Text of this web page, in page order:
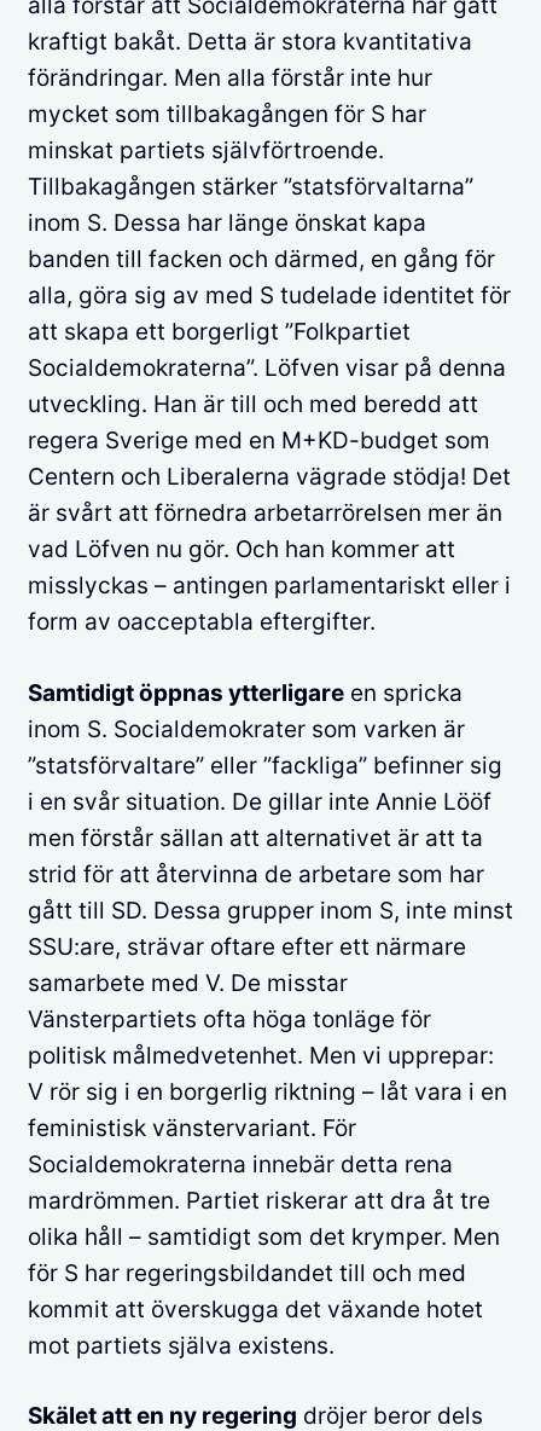
kraftigt bakåt. Detta är stora kvantitativa
förändringar. Men alla förstår inte hur
mycket som tillbakagången för S har
minskat partiets självförtroende.
Tillbakagången stärker ”statsförvaltarna”
inom S. Dessa har länge önskat kapa
banden till facken och därmed, en gång för
alla, göra sig av med S tudelade identitet för
att skapa ett borgerligt ”Folkpartiet
Socialdemokraterna”. Löfven visar på denna
utveckling. Han är till och med beredd att
regera Sverige med en M+KD-budget som
Centern och Liberalerna vägrade stödja! Det
är svårt att förnedra arbetarrörelsen mer än
vad Löfven nu gör. Och han kommer att
misslyckas – antingen parlamentariskt eller i
form av oacceptabla eftergifter.
Samtidigt öppnas ytterligare en spricka
inom S. Socialdemokrater som varken är
”statsförvaltare” eller ”fackliga” befinner sig
i en svår situation. De gillar inte Annie Lööf
men förstår sällan att alternativet är att ta
strid för att återvinna de arbetare som har
gått till SD. Dessa grupper inom S, inte minst
SSU:are, strävar oftare efter ett närmare
samarbete med V. De misstar
Vänsterpartiets ofta höga tonläge för
politisk målmedvetenhet. Men vi upprepar:
V rör sig i en borgerlig riktning – låt vara i en
feministisk vänstervariant. För
Socialdemokraterna innebär detta rena
mardrömmen. Partiet riskerar att dra åt tre
olika håll – samtidigt som det krymper. Men
för S har regeringsbildandet till och med
kommit att överskugga det växande hotet
mot partiets själva existens.
Skälet att en ny regering dröjer beror dels